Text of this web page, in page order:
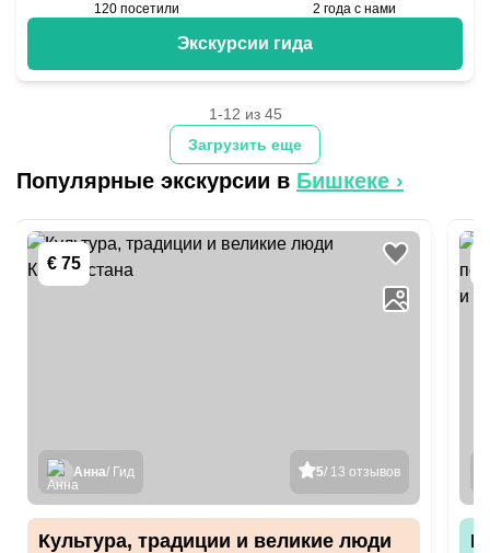
120 посетили 2 года с нами
Экскурсии гида
Загрузить еще
1-12 из 45
Популярные экскурсии в Бишкеке ›
€ 75
5/ 13 отзывов
Анна/ Гид
Культура, традиции и великие люди